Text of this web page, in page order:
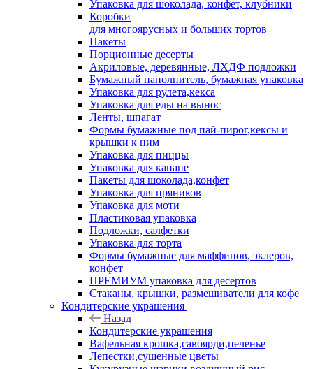
Упаковка для шоколада, конфет, клубники
Коробки
для многоярусных и больших тортов
Пакеты
Порционные десерты
Акриловые, деревянные, ЛХДФ подложки
Бумажный наполнитель, бумажная упаковка
Упаковка для рулета,кекса
Упаковка для еды на вынос
Ленты, шпагат
Формы бумажные под пай-пирог,кексы и
крышки к ним
Упаковка для пиццы
Упаковка для канапе
Пакеты для шоколада,конфет
Упаковка для пряников
Упаковка для моти
Пластиковая упаковка
Подложки, салфетки
Упаковка для торта
Формы бумажные для маффинов, эклеров,
конфет
ПРЕМИУМ упаковка для десертов
Стаканы, крышки, размешиватели для кофе
Кондитерские украшения
Назад
Кондитерские украшения
Вафельная крошка,савоярди,печенье
Лепестки,сушенные цветы